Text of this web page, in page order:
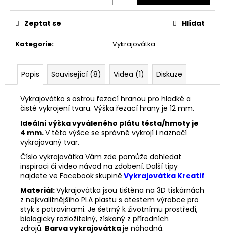
Kategorie: Vykrajovátka
Zeptat se Hlídat
Popis Související (8) Videa (1) Diskuze
Vykrajovátko s ostrou řezací hranou pro hladké a
čisté vykrojení tvaru. Výška řezací hrany je 12 mm.
Ideální výška vyváleného plátu těsta/hmoty je
4 mm.V této výšce se správně vykrojí i naznačí
vykrajovaný tvar.
Číslo vykrajovátka Vám zde pomůže dohledat
inspiraci či video návod na zdobení. Další tipy
najdete ve Facebookskupině Vykrajovátka Kreatif
Materiál:Vykrajovátka jsou tištěna na 3D tiskárnách
z nejkvalitnějšího PLA plastu s atestem výrobce pro
styk s potravinami. Je šetrný k životnímu prostředí,
biologicky rozložitelný, získaný z přírodních
zdrojů. Barva vykrajovátkaje náhodná.
m
e
33001
SÁČEK
Kč